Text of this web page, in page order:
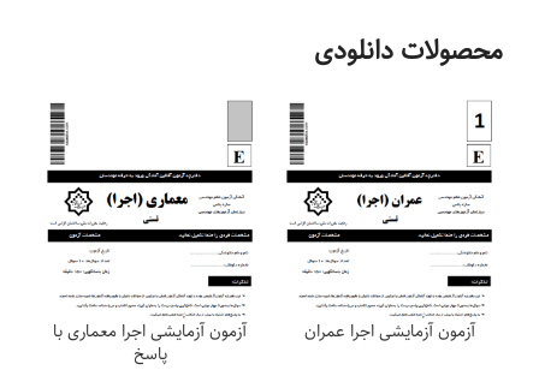
بود.
محصولات دانلودی
آزمون آزمایشی اجرا عمران آزمون آزمایشی اجرا معماری با
پاسخ